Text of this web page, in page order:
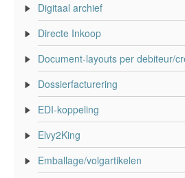
Digitaal archief
Directe Inkoop
Document-layouts per debiteur/
Dossierfacturering
EDI-koppeling
Elvy2King
Emballage/volgartikelen